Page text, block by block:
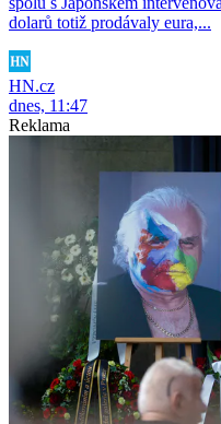
dolarů totiž prodávaly eura,...
HN.cz
dnes, 11:47
Reklama